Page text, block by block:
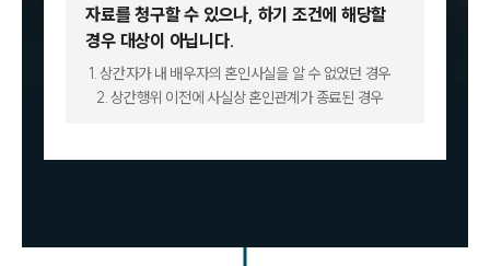
자료를 청구할 수 있으나, 하기 조건에 해당할
경우 대상이 아닙니다.
1. 상간자가 내 배우자의 혼인사실을 알 수 없었던 경우
2. 상간행위 이전에 사실상 혼인관계가 종료된 경우